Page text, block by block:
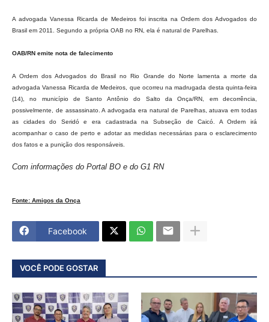
A advogada Vanessa Ricarda de Medeiros foi inscrita na Ordem dos Advogados do
Brasil em 2011. Segundo a própria OAB no RN, ela é natural de Parelhas.
OAB/RN emite nota de falecimento
A Ordem dos Advogados do Brasil no Rio Grande do Norte lamenta a morte da
advogada Vanessa Ricarda de Medeiros, que ocorreu na madrugada desta quinta-feira
(14), no município de Santo Antônio do Salto da Onça/RN, em decorrência,
possivelmente, de assassinato. A advogada era natural de Parelhas, atuava em todas
as cidades do Seridó e era cadastrada na Subseção de Caicó. A Ordem irá
acompanhar o caso de perto e adotar as medidas necessárias para o esclarecimento
dos fatos e a punição dos responsáveis.
Com informações do Portal BO e do G1 RN
Fonte: Amigos da Onça
Facebook
VOCÊ PODE GOSTAR